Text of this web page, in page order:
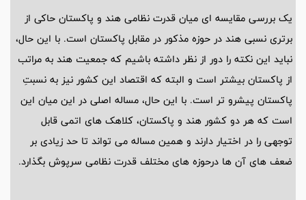
یک بررسی مقایسه ای میان قدرت نظامی هند و پاکستان حاکی از
برتری نسبی هند در حوزه مذکور در مقابل پاکستان است. با این حال،
نباید این نکته را دور از نظر داشته باشیم که جمعیت هند به مراتب
از پاکستان بیشتر است و البته که اقتصاد این کشور نیز به نسبتِ
پاکستان پیشرو تر است. با این حال، مساله اصلی در این میان این
است که هر دو کشور هند و پاکستان، کلاهک های اتمی قابل
توجهی را در اختیار دارند و همین مساله می تواند تا حد زیادی بر
ضعف های آن ها درحوزه های مختلف قدرت نظامی سرپوش بگذارد.